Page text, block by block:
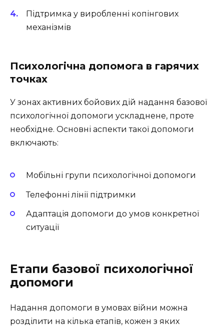
Підтримка у виробленні копінгових
механізмів
Психологічна допомога в гарячих
точках
У зонах активних бойових дій надання базової
психологічної допомоги ускладнене, проте
необхідне. Основні аспекти такої допомоги
включають:
Мобільні групи психологічної допомоги
Телефонні лінії підтримки
Адаптація допомоги до умов конкретної
ситуації
Етапи базової психологічної
допомоги
Надання допомоги в умовах війни можна
розділити на кілька етапів, кожен з яких